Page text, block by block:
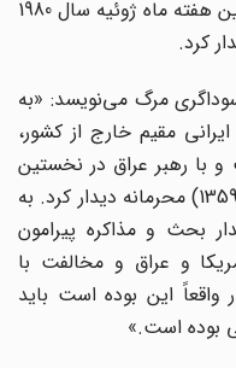
اقامتی محرمانه داشت. وی در نخستین هفته ماه ژوئیه سال 1980
کرد.
مرگ می‌نویسد: «به
مقیم خارج از کشور،
با رهبر عراق در نخستین
هفته ماه ژوئیه سال 1980 اواخر تیر (1359) محرمانه دیدار کرد. به
بحث و مذاکره پیرامون
و عراق و مخالفت با
این بوده است باید
است.»